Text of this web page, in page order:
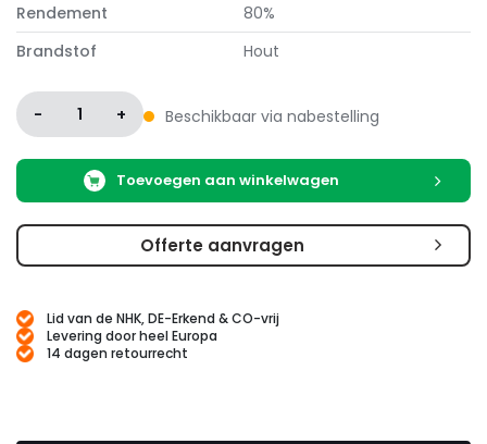
Rendement
80%
Brandstof
Hout
- 1 + Beschikbaar via nabestelling
Toevoegen aan winkelwagen
Offerte aanvragen
Lid van de NHK, DE-Erkend & CO-vrij
Levering door heel Europa
14 dagen retourrecht